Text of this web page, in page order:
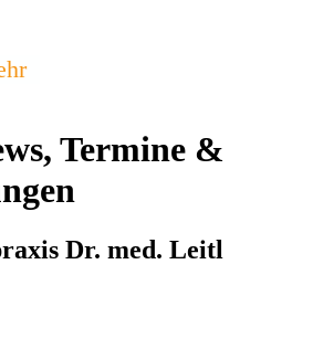
Termine &
Dr. med. Leitl